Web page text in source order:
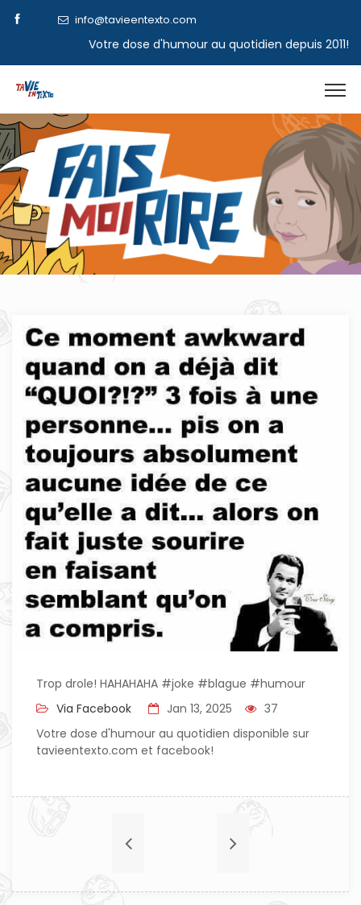
info@tavieentexto.com
Votre dose d'humour au quotidien depuis 2011!
Trop drole! HAHAHAHA #joke #blague #humour
Via Facebook
Jan 13, 2025
37
Votre dose d'humour au quotidien disponible sur
tavieentexto.com et facebook!